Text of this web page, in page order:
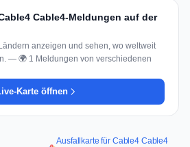
Cable4-Meldungen auf der
anzeigen und sehen, wo weltweit
— 🌍 1 Meldungen von verschiedenen
Karte öffnen
Ausfallkarte für Cable4 Cable4